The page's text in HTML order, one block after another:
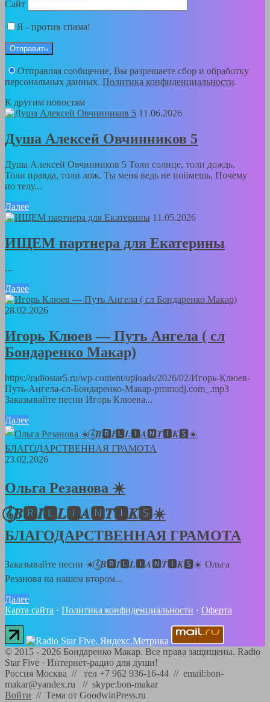
Сайт
Я - против спама!
Отправляя сообщение, Вы разрешаете сбор и обработку
персональных данных. Политика конфиденциальности.
К другим новостям
11.06.2026
Душа Алексей Овчинников 5
Душа Алексей Овчинников 5 Толи солнце, толи дождь,
Толи правда, толи лож. Ты меня ведь не поймешь, Почему
по телу...
Далее
11.05.2026
ИЩЕМ партнера для Екатерины
...
Далее
28.02.2026
Игорь Клюев — Путь Ангела ( сл
Бондаренко Макар)
https://radiostar5.ru/wp-content/uploads/2026/02/Игорь-Клюев-
Путь-Ангела-сл-Бондаренко-Макар-promodj.com_.mp3
Заказывайте песни Игорь Клюева...
Далее
23.02.2026
Ольга Резанова ☀️
𝄞⃝𝑩🆁𝑰🅻𝑳🅸𝑨🅽𝑻🅸𝑲🆂☀️
БЛАГОДАРСТВЕННАЯ ГРАМОТА
Заказывайте песни ☀️𝄞⃝𝑩🆁𝑰🅻𝑳🅸𝑨🅽𝑻🅸𝑲🆂☀️ Ольга
Резанова на нашем втором...
Далее
Карта сайта · Политика конфиденциальности · Оферта
© 2015 - 2026 Бондаренко Макар. Все права защищены. Radio
Star Five · Интернет-радио для души!
Россия Москва // тел +7 962 936-16-44 // email:bon-
makar@yandex.ru // skype:bon-makar
Войти // Тема от GoodwinPress.ru